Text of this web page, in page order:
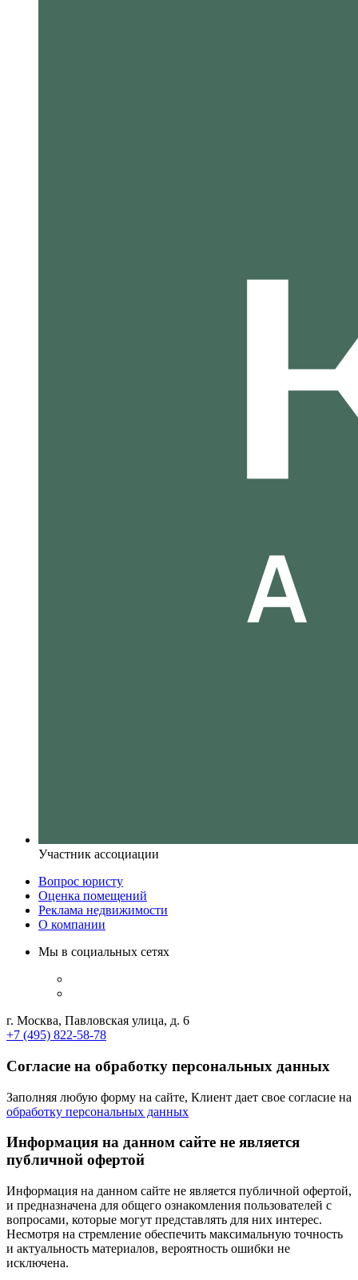
Участник ассоциации
Вопрос юристу
Оценка помещений
Реклама недвижимости
О компании
Мы в социальных сетях
г. Москва, Павловская улица, д. 6
+7 (495) 822-58-78
Согласие на обработку персональных данных
Заполняя любую форму на сайте, Клиент дает свое согласие на
обработку персональных данных
Информация на данном сайте не является
публичной офертой
Информация на данном сайте не является публичной офертой,
и предназначена для общего ознакомления пользователей с
вопросами, которые могут представлять для них интерес.
Несмотря на стремление обеспечить максимальную точность
и актуальность материалов, вероятность ошибки не
исключена.